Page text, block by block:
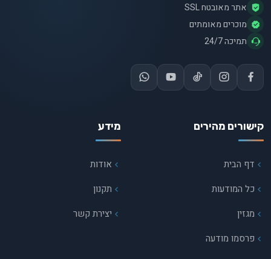
אתר מאובטח SSL
מוכרים מאומתים
תמיכה 24/7
קישורים מהירים
דף הבית
כל המודעות
מגזין
פרסמו מודעה
מידע
אודות
תקנון
יצירת קשר